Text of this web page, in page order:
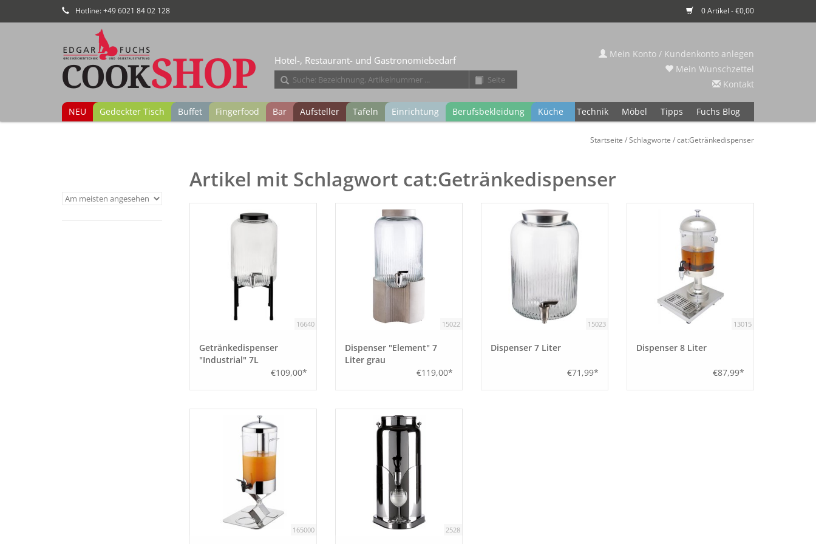
Hotline: +49 6021 84 02 128 0 Artikel - €0,00
Hotel-, Restaurant- und Gastronomiebedarf
NEU Gedeckter Tisch Buffet Fingerfood Bar Aufsteller Tafeln Einrichtung Berufsbekleidung Küche Technik Möbel Tipps Fuchs Blog
Mein Konto / Kundenkonto anlegen
Mein Wunschzettel
Kontakt
Startseite /Schlagworte /cat:Getränkedispenser
Artikel mit Schlagwort cat:Getränkedispenser
16640
Getränkedispenser
"Industrial" 7L
€109,00*
15022
Dispenser "Element" 7
Liter grau
€119,00*
15023
Dispenser 7 Liter
€71,99*
13015
Dispenser 8 Liter
€87,99*
165000 2528